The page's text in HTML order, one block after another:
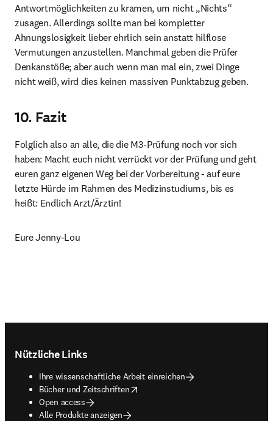
Antwortmöglichkeiten zu kramen, um nicht „Nichts“
zusagen. Allerdings sollte man bei kompletter
Ahnungslosigkeit lieber ehrlich sein anstatt hilflose
Vermutungen anzustellen. Manchmal geben die Prüfer
Denkanstöße; aber auch wenn man mal ein, zwei Dinge
nicht weiß, wird dies keinen massiven Punktabzug geben.
10. Fazit
Folglich also an alle, die die M3-Prüfung noch vor sich
haben: Macht euch nicht verrückt vor der Prüfung und geht
euren ganz eigenen Weg bei der Vorbereitung - auf eure
letzte Hürde im Rahmen des Medizinstudiums, bis es
heißt: Endlich Arzt/Ärztin!
Eure Jenny-Lou
Nützliche Links
Ihre wissenschaftliche Arbeit einreichen
Bücher und Zeitschriften
opens in new tab/window
Open access
Alle Produkte anzeigen